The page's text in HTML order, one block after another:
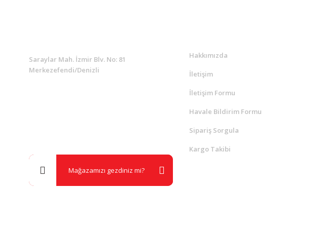
Saraylar Mah. İzmir Blv. No: 81
Merkezefendi/Denizli
Mağazamızı gezdiniz mi?
Hakkımızda
İletişim
İletişim Formu
Havale Bildirim Formu
Sipariş Sorgula
Kargo Takibi